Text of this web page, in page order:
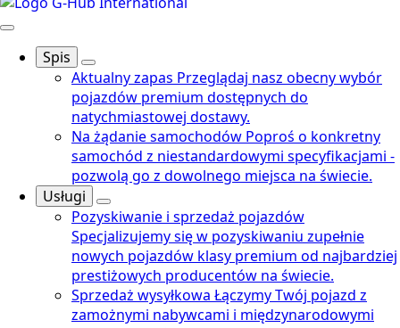
Spis
Aktualny zapas Przeglądaj nasz obecny wybór
pojazdów premium dostępnych do
natychmiastowej dostawy.
Na żądanie samochodów Poproś o konkretny
samochód z niestandardowymi specyfikacjami -
pozwolą go z dowolnego miejsca na świecie.
Usługi
Pozyskiwanie i sprzedaż pojazdów
Specjalizujemy się w pozyskiwaniu zupełnie
nowych pojazdów klasy premium od najbardziej
prestiżowych producentów na świecie.
Sprzedaż wysyłkowa Łączymy Twój pojazd z
zamożnymi nabywcami i międzynarodowymi